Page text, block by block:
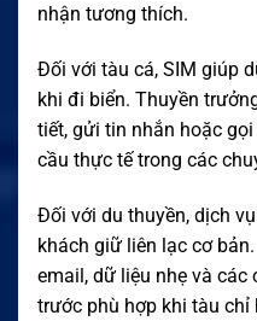
nhận tương thích.
Đối với tàu cá, SIM giúp
khi đi biển. Thuyền
tiết, gửi tin nhắn hoặc
cầu thực tế trong các
Đối với du thuyền, dịch
khách giữ liên lạc cơ
email, dữ liệu nhẹ và các
trước phù hợp khi tàu chỉ